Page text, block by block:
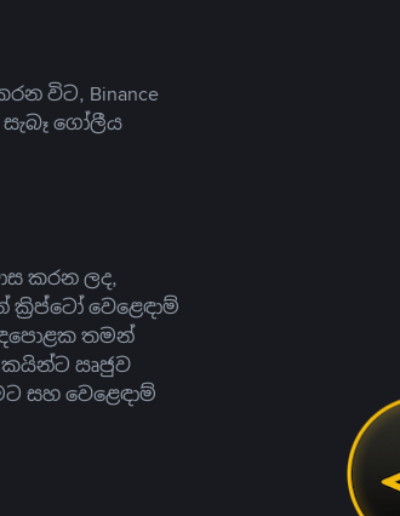
විට, Binance
ගෝලීය
කරන ලද,
ක්‍රිප්ටෝ වෙළෙඳාම්
තමන්
ඍජුව
සහ වෙළෙඳාම්